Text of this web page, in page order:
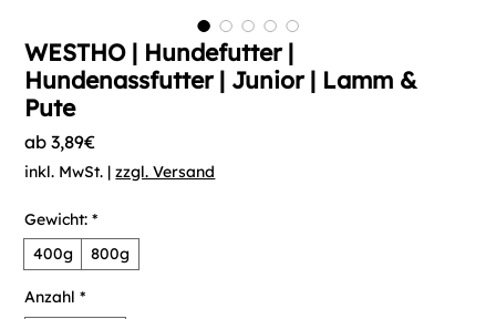
WESTHO | Hundefutter |
Hundenassfutter | Junior | Lamm &
Pute
ab3,89€Sale-
Preis
inkl. MwSt. |zzgl. Versand
Gewicht: *
400g
800g
Anzahl *